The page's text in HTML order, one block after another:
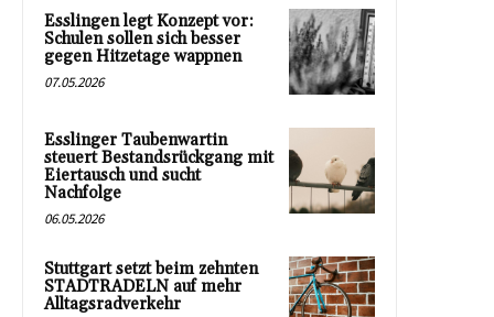
Esslingen legt Konzept vor:
Schulen sollen sich besser
gegen Hitzetage wappnen
07.05.2026
Esslinger Taubenwartin
steuert Bestandsrückgang mit
Eiertausch und sucht
Nachfolge
06.05.2026
Stuttgart setzt beim zehnten
STADTRADELN auf mehr
Alltagsradverkehr